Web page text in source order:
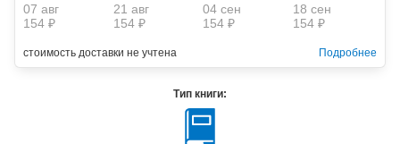
07 авг
154 ₽
21 авг
154 ₽
04 сен
154 ₽
18 сен
154 ₽
стоимость доставки не учтена Подробнее
Тип книги: